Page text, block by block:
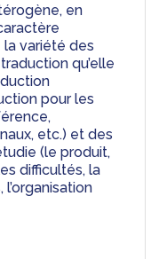
en
la variété des
qu’elle
pour les
etc.) et des
(le produit,
difficultés, la